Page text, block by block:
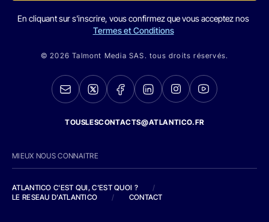
En cliquant sur s'inscrire, vous confirmez que vous acceptez nos
Termes et Conditions
© 2026 Talmont Media SAS. tous droits réservés.
TOUSLESCONTACTS@ATLANTICO.FR
MIEUX NOUS CONNAITRE
ATLANTICO C'EST QUI, C'EST QUOI ?
/
LE RESEAU D'ATLANTICO
/ CONTACT